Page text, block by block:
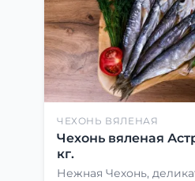
ЧЕХОНЬ ВЯЛЕНАЯ
Чехонь вяленая
кг.
Нежная Чехонь,